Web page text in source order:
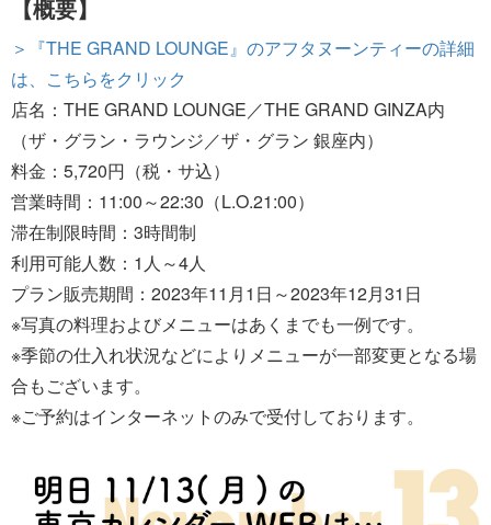
【概要】
＞『THE GRAND LOUNGE』のアフタヌーンティーの詳細
は、こちらをクリック
店名：THE GRAND LOUNGE／THE GRAND GINZA内
（ザ・グラン・ラウンジ／ザ・グラン 銀座内）
料金：5,720円（税・サ込）
営業時間：11:00～22:30（L.O.21:00）
滞在制限時間：3時間制
利用可能人数：1人～4人
プラン販売期間：2023年11月1日～2023年12月31日
※写真の料理およびメニューはあくまでも一例です。
※季節の仕入れ状況などによりメニューが一部変更となる場
合もございます。
※ご予約はインターネットのみで受付しております。